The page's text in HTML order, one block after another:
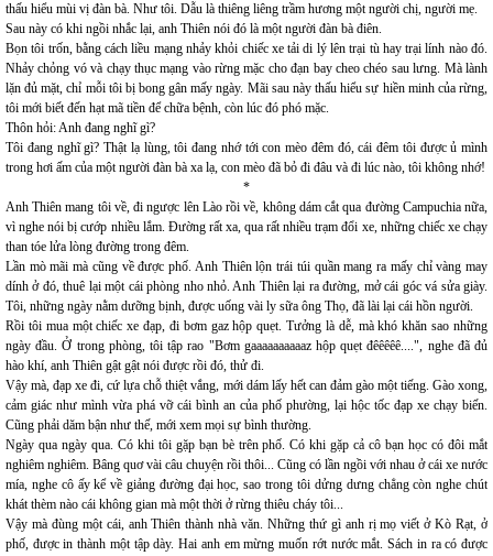
thấu hiểu mùi vị đàn bà. Như tôi. Dẫu là thiêng liêng trầm hương một người chị, người mẹ.
Sau này có khi ngồi nhắc lại, anh Thiên nói đó là một người đàn bà điên.
Bọn tôi trốn, bằng cách liều mạng nhảy khỏi chiếc xe tải di lý lên trại tù hay trại lính nào đó.
Nhảy chỏng vó và chạy thục mạng vào rừng mặc cho đạn bay cheo chéo sau lưng. Mà lành
lặn đủ mặt, chỉ mỗi tôi bị bong gân mấy ngày. Mãi sau này thấu hiểu sự hiền minh của rừng,
tôi mới biết đến hạt mã tiền để chữa bệnh, còn lúc đó phó mặc.
Thôn hỏi: Anh đang nghĩ gì?
Tôi đang nghĩ gì? Thật lạ lùng, tôi đang nhớ tới con mèo đêm đó, cái đêm tôi được ủ mình
trong hơi ấm của một người đàn bà xa lạ, con mèo đã bỏ đi đâu và đi lúc nào, tôi không nhớ!
*
Anh Thiên mang tôi về, đi ngược lên Lào rồi về, không dám cắt qua đường Campuchia nữa,
vì nghe nói bị cướp nhiều lắm. Đường rất xa, qua rất nhiều trạm đổi xe, những chiếc xe chạy
than tóe lửa lòng đường trong đêm.
Lần mò mãi mà cũng về được phố. Anh Thiên lộn trái túi quần mang ra mấy chỉ vàng may
dính ở đó, thuê lại một cái phòng nho nhỏ. Anh Thiên lại ra đường, mở cái góc vá sửa giày.
Tôi, những ngày nằm dưỡng bịnh, được uống vài ly sữa ông Thọ, đã lài lại cái hồn người.
Rồi tôi mua một chiếc xe đạp, đi bơm gaz hộp quẹt. Tưởng là dễ, mà khó khăn sao những
ngày đầu. Ở trong phòng, tôi tập rao "Bơm gaaaaaaaaaaz hộp quẹt đêêêêê....", nghe đã đủ
hào khí, anh Thiên gật gật nói được rồi đó, thử đi.
Vậy mà, đạp xe đi, cứ lựa chỗ thiệt vắng, mới dám lấy hết can đảm gào một tiếng. Gào xong,
cảm giác như mình vừa phá vỡ cái bình an của phố phường, lại hộc tốc đạp xe chạy biến.
Cũng phải dăm bận như thế, mới xem mọi sự bình thường.
Ngày qua ngày qua. Có khi tôi gặp bạn bè trên phố. Có khi gặp cả cô bạn học có đôi mắt
nghiêm nghiêm. Bâng quơ vài câu chuyện rồi thôi... Cũng có lần ngồi với nhau ở cái xe nước
mía, nghe cô ấy kể về giảng đường đại học, sao trong tôi dửng dưng chẳng còn nghe chút
khát thèm nào cái không gian mà một thời ở rừng thiêu cháy tôi...
Vậy mà đùng một cái, anh Thiên thành nhà văn. Những thứ gì anh rị mọ viết ở Kò Rạt, ở
phố, được in thành một tập dày. Hai anh em mừng muốn rớt nước mắt. Sách in ra có được